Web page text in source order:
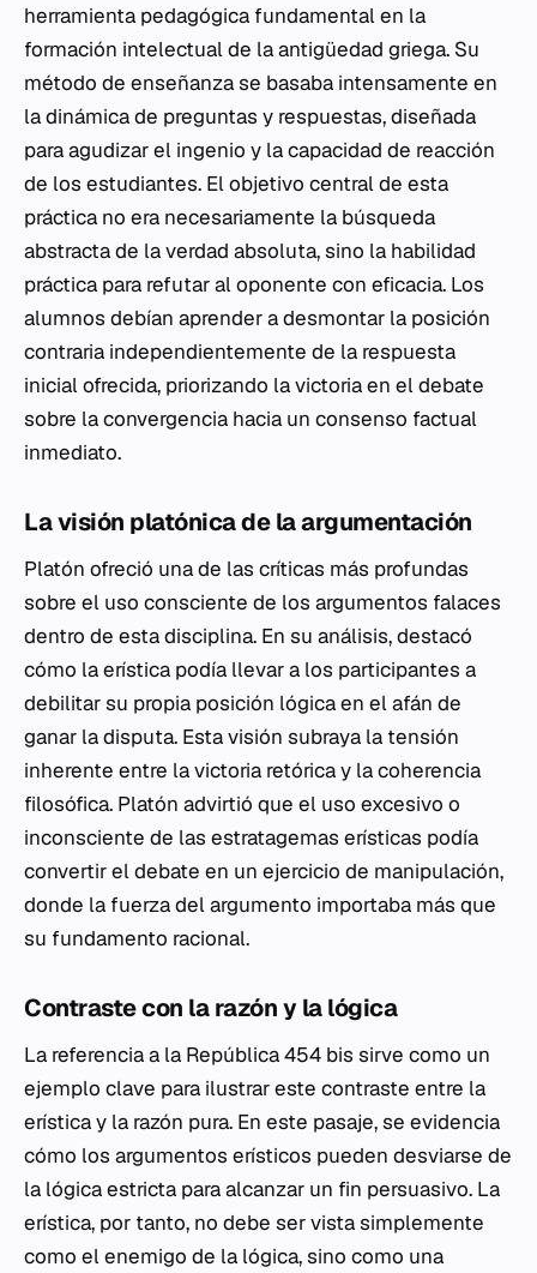
herramienta pedagógica fundamental en la
formación intelectual de la antigüedad griega. Su
método de enseñanza se basaba intensamente en
la dinámica de preguntas y respuestas, diseñada
para agudizar el ingenio y la capacidad de reacción
de los estudiantes. El objetivo central de esta
práctica no era necesariamente la búsqueda
abstracta de la verdad absoluta, sino la habilidad
práctica para refutar al oponente con eficacia. Los
alumnos debían aprender a desmontar la posición
contraria independientemente de la respuesta
inicial ofrecida, priorizando la victoria en el debate
sobre la convergencia hacia un consenso factual
inmediato.
La visión platónica de la argumentación
Platón ofreció una de las críticas más profundas
sobre el uso consciente de los argumentos falaces
dentro de esta disciplina. En su análisis, destacó
cómo la erística podía llevar a los participantes a
debilitar su propia posición lógica en el afán de
ganar la disputa. Esta visión subraya la tensión
inherente entre la victoria retórica y la coherencia
filosófica. Platón advirtió que el uso excesivo o
inconsciente de las estratagemas erísticas podía
convertir el debate en un ejercicio de manipulación,
donde la fuerza del argumento importaba más que
su fundamento racional.
Contraste con la razón y la lógica
La referencia a la República 454 bis sirve como un
ejemplo clave para ilustrar este contraste entre la
erística y la razón pura. En este pasaje, se evidencia
cómo los argumentos erísticos pueden desviarse de
la lógica estricta para alcanzar un fin persuasivo. La
erística, por tanto, no debe ser vista simplemente
como el enemigo de la lógica, sino como una